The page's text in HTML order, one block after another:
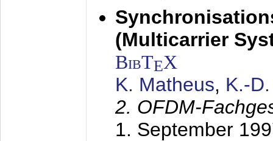
(Multicarrier
BibTEX
K. Matheus, K.-
2. OFDM-
1. September